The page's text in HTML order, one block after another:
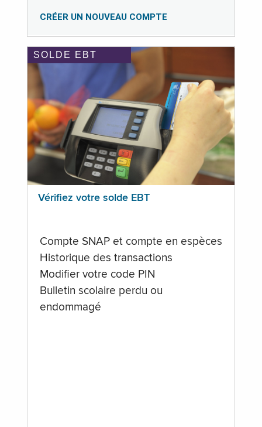
CRÉER UN NOUVEAU COMPTE
SOLDE EBT
Vérifiez votre solde EBT
Compte SNAP et compte en espèces
Historique des transactions
Modifier votre code PIN
Bulletin scolaire perdu ou
endommagé